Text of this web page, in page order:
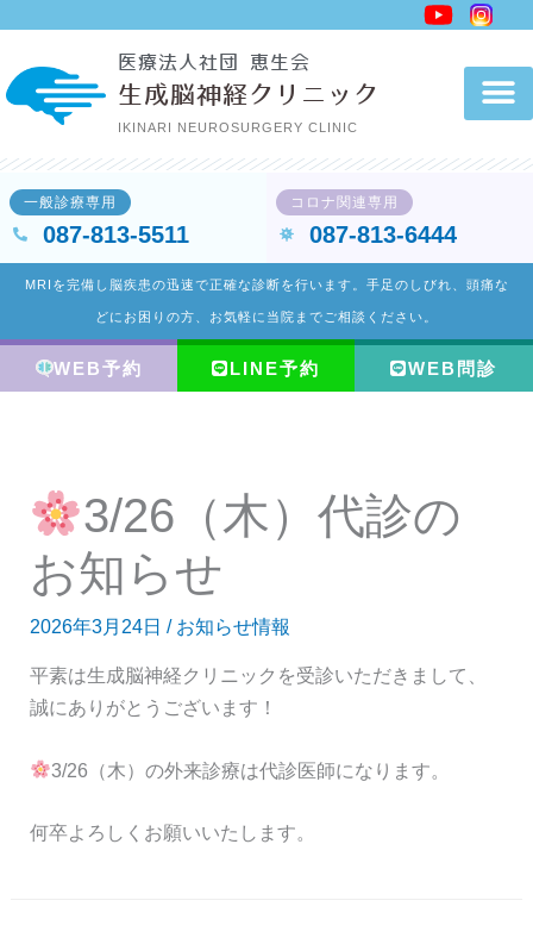
を
ス
ッ
プ
医療法人社団 恵生会
生成脳神経クリニック
IKINARI NEUROSURGERY CLINIC
一般診療専用
087-813-5511
コロナ関連専用
087-813-6444
MRIを完備し脳疾患の迅速で正確な診断を行います。手足のしびれ、頭痛な
どにお困りの方、お気軽に当院までご相談ください。
WEB予約 LINE予約 WEB問診
3/26（木）代診の
お知らせ
2026年3月24日 / お知らせ情報
平素は生成脳神経クリニックを受診いただきまして、
誠にありがとうございます！
3/26（木）の外来診療は代診医師になります。
何卒よろしくお願いいたします。